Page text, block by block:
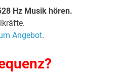
Hz Musik hören.
Angebot.